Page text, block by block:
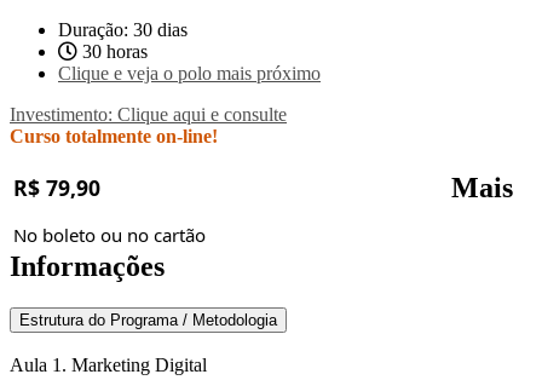
Duração: 30 dias
30 horas
Clique e veja o polo mais próximo
Investimento: Clique aqui e consulte
Curso totalmente on-line!
R$ 79,90
No boleto ou no cartão
Mais
Informações
Estrutura do Programa / Metodologia
Aula 1. Marketing Digital